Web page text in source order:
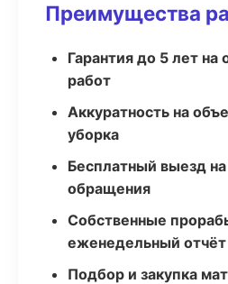
Преимущества
Гарантия до 5 лет
работ
Аккуратность на
уборка
Бесплатный выезд
обращения
Собственные
еженедельный отчёт
Подбор и закупка